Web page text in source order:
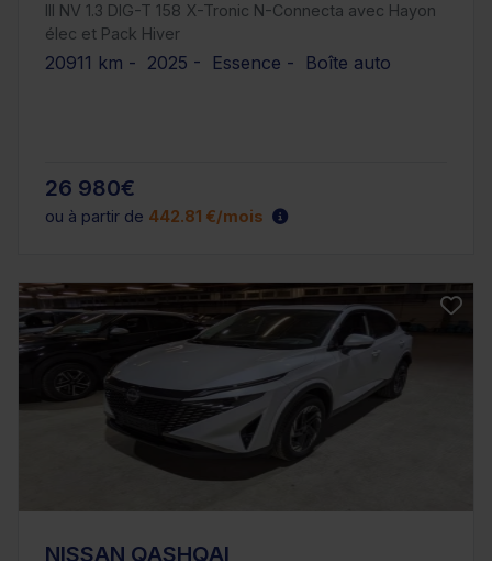
III NV 1.3 DIG-T 158 X-Tronic N-Connecta avec Hayon
élec et Pack Hiver
20911 km - 2025 - Essence - Boîte auto
26 980€
ou à partir de 442.81 €/mois
NISSAN QASHQAI